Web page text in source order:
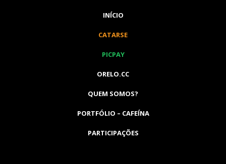
INÍCIO
CATARSE
PICPAY
ORELO.CC
QUEM SOMOS?
PORTFÓLIO – CAFEÍNA
PARTICIPAÇÕES